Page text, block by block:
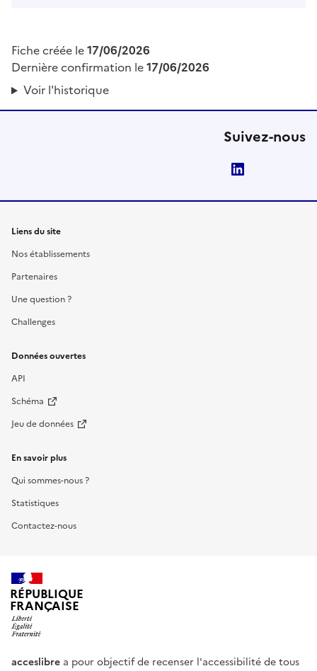
Fiche créée le17/06/2026
Dernière confirmation le17/06/2026
Voir l'historique
Suivez-nous
Liens du site
Nos établissements
Partenaires
Une question ?
Challenges
Données ouvertes
API
Schéma
Jeu de données
En savoir plus
Qui sommes-nous ?
Statistiques
Contactez-nous
RÉPUBLIQUE
FRANÇAISE
acceslibre a pour objectif de recenser l'accessibilité de tous